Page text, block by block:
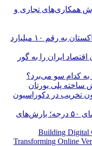
همکاری‌های تجاری و
افزایش حجم تجارت بین ایران و پاکستان به رقم ۱۰ میلیارد
ایران را به گور
به کدام سو می‌برد؟
ساخته پلی یورتان
تخریب در دکوراسیون
هشدار قرمز هواشناسی برای گرمای ۵۰ درجه؛ بارش‌های
Building Digital
Transforming Online